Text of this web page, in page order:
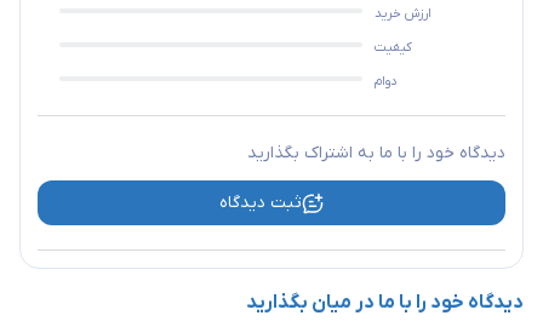
ارزش خرید
کیفیت
دوام
دیدگاه خود را با ما به اشتراک بگذارید
ثبت دیدگاه
دیدگاه خود را با ما در میان بگذارید